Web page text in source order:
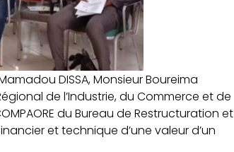
DISSA, Monsieur Boureima
de l’Industrie, du Commerce et de
du Bureau de Restructuration et
et technique d’une valeur d’un